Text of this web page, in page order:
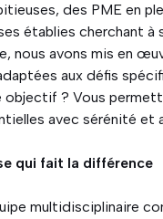
des PME en
établies cherchant à
nous avons mis en
aux défis
? Vous
avec sérénité et
qui fait la différence
multidisciplinaire